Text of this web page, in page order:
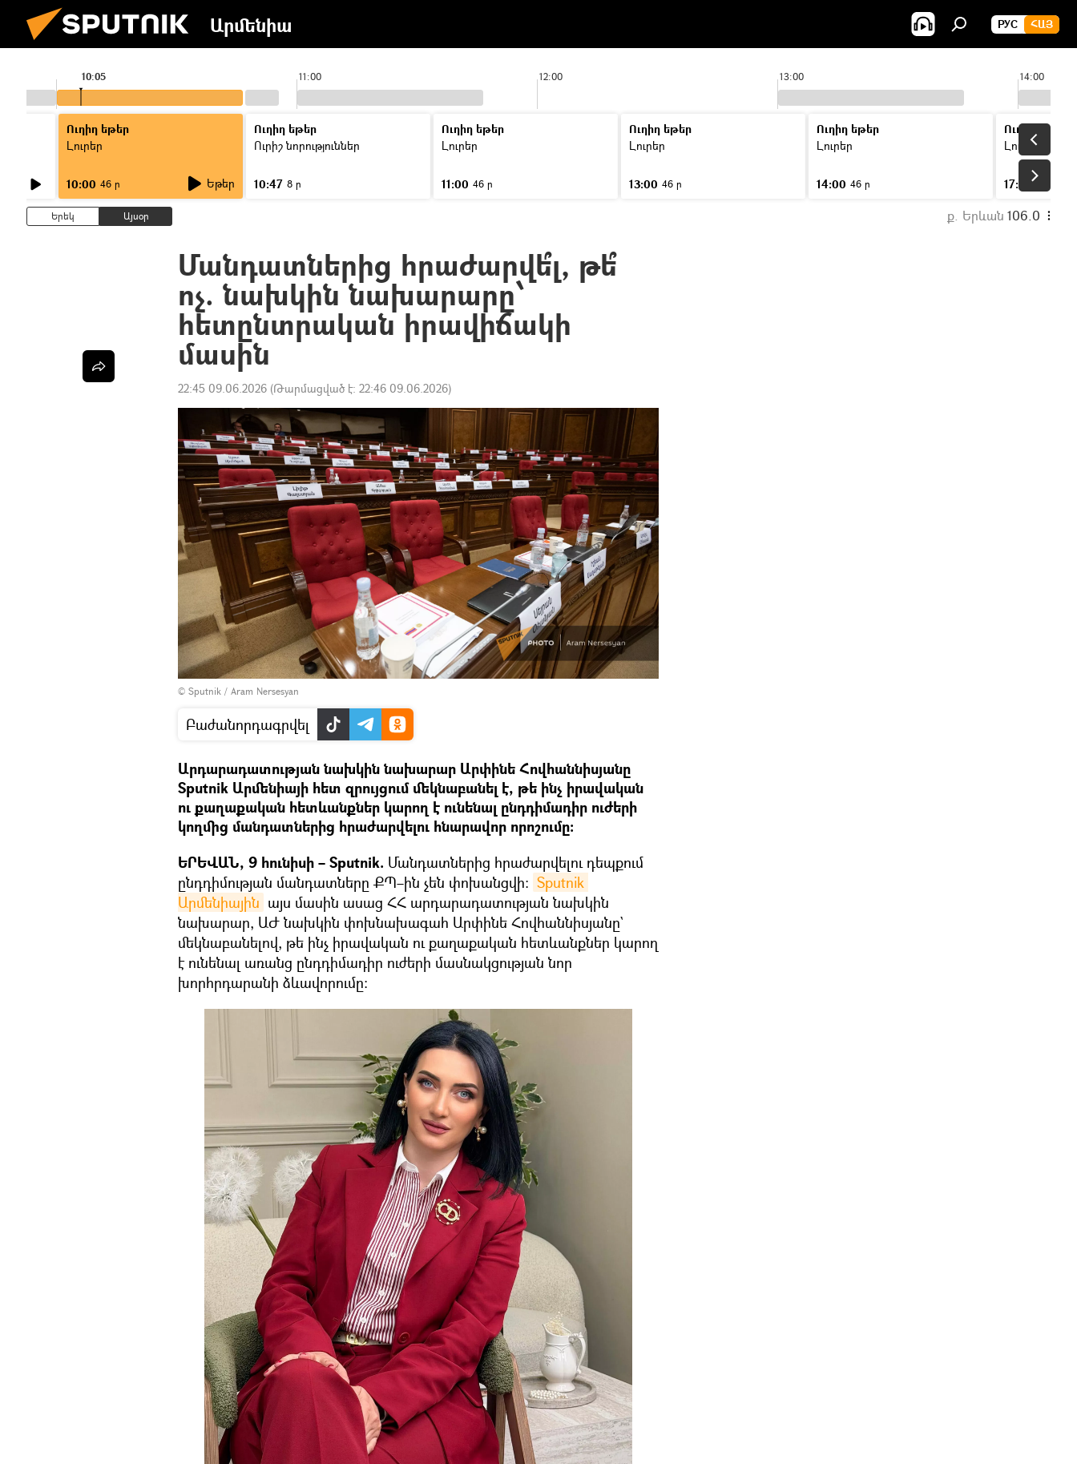
Արմենիա РУС ՀԱՅ
11:00 12:00 13:00 14:00
10:05
Ուղիղ եթեր
Լուրեր
10:00 46 ր Եթեր
Ուղիղ եթեր
Ուրիշ նորություններ
10:47 8 ր
Ուղիղ եթեր
Լուրեր
11:00 46 ր
Ուղիղ եթեր
Լուրեր
13:00 46 ր
Ուղիղ եթեր
Լուրեր
14:00 46 ր
Ուղիղ եթեր
Լուրեր
17:00
Երեկ Այսօր ք. Երևան 106.0
Մանդատներից հրաժարվե՞լ, թե՞
ոչ. նախկին նախարարը՝
հետընտրական իրավիճակի
մասին
22:45 09.06.2026 (Թարմացված է: 22:46 09.06.2026)
© Sputnik / Aram Nersesyan
Բաժանորդագրվել
Արդարադատության նախկին նախարար Արփինե Հովհաննիսյանը
Sputnik Արմենիայի հետ զրույցում մեկնաբանել է, թե ինչ իրավական
ու քաղաքական հետևանքներ կարող է ունենալ ընդդիմադիր ուժերի
կողմից մանդատներից հրաժարվելու հնարավոր որոշումը։
ԵՐԵՎԱՆ, 9 հունիսի – Sputnik. Մանդատներից հրաժարվելու դեպքում
ընդդիմության մանդատները ՔՊ–ին չեն փոխանցվի։ Sputnik
Արմենիային այս մասին ասաց ՀՀ արդարադատության նախկին
նախարար, ԱԺ նախկին փոխնախագահ Արփինե Հովհաննիսյանը`
մեկնաբանելով, թե ինչ իրավական ու քաղաքական հետևանքներ կարող
է ունենալ առանց ընդդիմադիր ուժերի մասնակցության նոր
խորհրդարանի ձևավորումը։